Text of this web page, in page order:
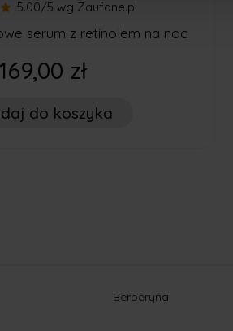
5.00/5 wg Zaufane.pl
serum z retinolem na noc
169,00 zł
do koszyka
Berberyna